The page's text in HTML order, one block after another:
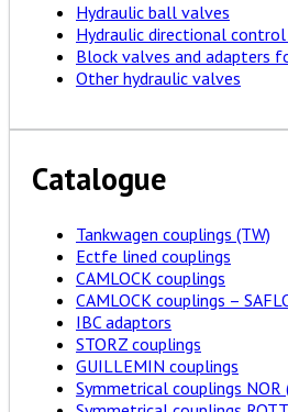
Hydraulic ball valves
Hydraulic directional
Block valves and adapters
Other hydraulic valves
Catalogue
Tankwagen couplings (TW)
Ectfe lined couplings
CAMLOCK couplings
CAMLOCK couplings –
IBC adaptors
STORZ couplings
GUILLEMIN couplings
Symmetrical couplings NOR